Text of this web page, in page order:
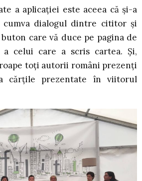
a aplicației este aceea că și-a
dialogul dintre cititor și
care vă duce pe pagina de
a celui care a scris cartea. Și,
toți autorii români prezenți
cărțile prezentate în viitorul